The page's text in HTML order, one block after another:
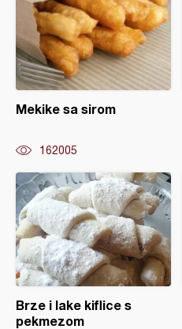
Mekike sa sirom
162005
Brze i lake kiflice s
pekmezom